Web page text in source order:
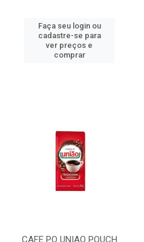
Faça seu login ou
cadastre-se para
ver preços e
comprar
CAFE PO UNIAO POUCH